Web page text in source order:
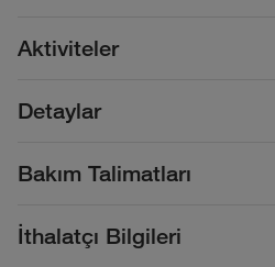
Detaylar
Aktiviteler
Bakım Talimatları
İthalatçı Bilgileri